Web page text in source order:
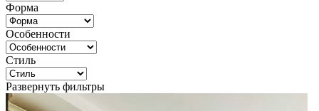
Форма
Особенности
Стиль
Развернуть фильтры